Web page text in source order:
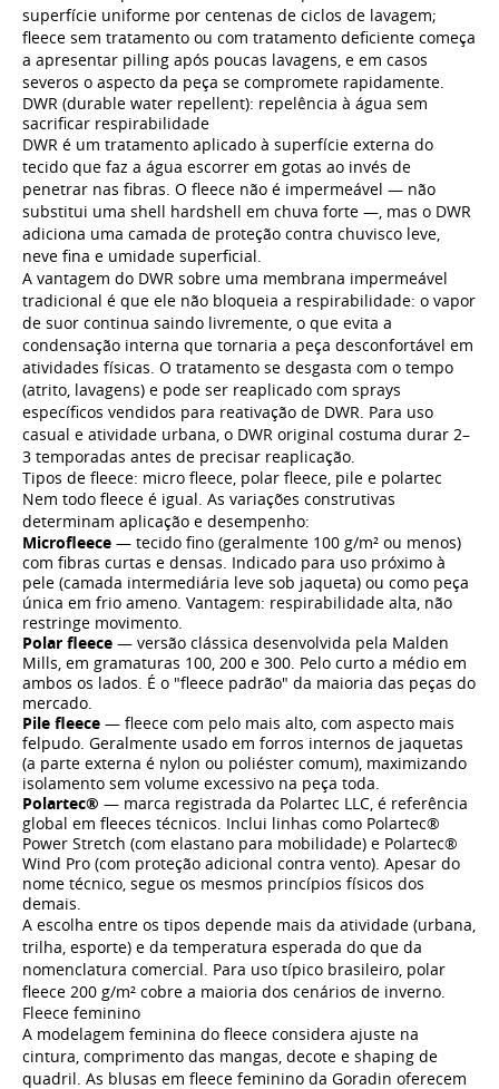
superfície uniforme por centenas de ciclos de lavagem;
fleece sem tratamento ou com tratamento deficiente começa
a apresentar pilling após poucas lavagens, e em casos
severos o aspecto da peça se compromete rapidamente.
DWR (durable water repellent): repelência à água sem
sacrificar respirabilidade
DWR é um tratamento aplicado à superfície externa do
tecido que faz a água escorrer em gotas ao invés de
penetrar nas fibras. O fleece não é impermeável — não
substitui uma shell hardshell em chuva forte —, mas o DWR
adiciona uma camada de proteção contra chuvisco leve,
neve fina e umidade superficial.
A vantagem do DWR sobre uma membrana impermeável
tradicional é que ele não bloqueia a respirabilidade: o vapor
de suor continua saindo livremente, o que evita a
condensação interna que tornaria a peça desconfortável em
atividades físicas. O tratamento se desgasta com o tempo
(atrito, lavagens) e pode ser reaplicado com sprays
específicos vendidos para reativação de DWR. Para uso
casual e atividade urbana, o DWR original costuma durar 2–
3 temporadas antes de precisar reaplicação.
Tipos de fleece: micro fleece, polar fleece, pile e polartec
Nem todo fleece é igual. As variações construtivas
determinam aplicação e desempenho:
Microfleece — tecido fino (geralmente 100 g/m² ou menos)
com fibras curtas e densas. Indicado para uso próximo à
pele (camada intermediária leve sob jaqueta) ou como peça
única em frio ameno. Vantagem: respirabilidade alta, não
restringe movimento.
Polar fleece — versão clássica desenvolvida pela Malden
Mills, em gramaturas 100, 200 e 300. Pelo curto a médio em
ambos os lados. É o "fleece padrão" da maioria das peças do
mercado.
Pile fleece — fleece com pelo mais alto, com aspecto mais
felpudo. Geralmente usado em forros internos de jaquetas
(a parte externa é nylon ou poliéster comum), maximizando
isolamento sem volume excessivo na peça toda.
Polartec® — marca registrada da Polartec LLC, é referência
global em fleeces técnicos. Inclui linhas como Polartec®
Power Stretch (com elastano para mobilidade) e Polartec®
Wind Pro (com proteção adicional contra vento). Apesar do
nome técnico, segue os mesmos princípios físicos dos
demais.
A escolha entre os tipos depende mais da atividade (urbana,
trilha, esporte) e da temperatura esperada do que da
nomenclatura comercial. Para uso típico brasileiro, polar
fleece 200 g/m² cobre a maioria dos cenários de inverno.
Fleece feminino
A modelagem feminina do fleece considera ajuste na
cintura, comprimento das mangas, decote e shaping de
quadril. As blusas em fleece feminino da Goradin oferecem